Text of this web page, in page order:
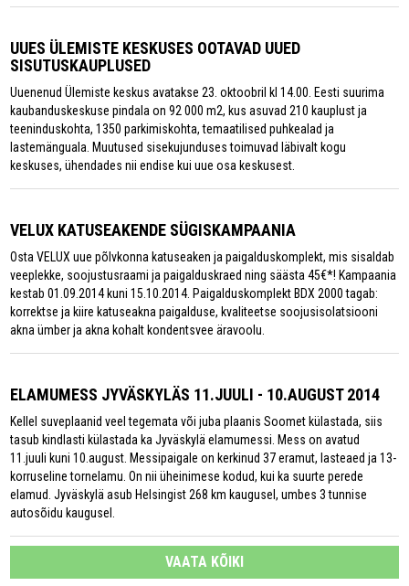
UUES ÜLEMISTE KESKUSES OOTAVAD UUED
SISUTUSKAUPLUSED
Uuenenud Ülemiste keskus avatakse 23. oktoobril kl 14.00. Eesti suurima
kaubanduskeskuse pindala on 92 000 m2, kus asuvad 210 kauplust ja
teeninduskohta, 1350 parkimiskohta, temaatilised puhkealad ja
lastemänguala. Muutused sisekujunduses toimuvad läbivalt kogu
keskuses, ühendades nii endise kui uue osa keskusest.
VELUX KATUSEAKENDE SÜGISKAMPAANIA
Osta VELUX uue põlvkonna katuseaken ja paigalduskomplekt, mis sisaldab
veeplekke, soojustusraami ja paigalduskraed ning säästa 45€*! Kampaania
kestab 01.09.2014 kuni 15.10.2014. Paigalduskomplekt BDX 2000 tagab:
korrektse ja kiire katuseakna paigalduse, kvaliteetse soojusisolatsiooni
akna ümber ja akna kohalt kondentsvee äravoolu.
ELAMUMESS JYVÄSKYLÄS 11.JUULI - 10.AUGUST 2014
Kellel suveplaanid veel tegemata või juba plaanis Soomet külastada, siis
tasub kindlasti külastada ka Jyväskylä elamumessi. Mess on avatud
11.juuli kuni 10.august. Messipaigale on kerkinud 37 eramut, lasteaed ja 13-
korruseline tornelamu. On nii üheinimese kodud, kui ka suurte perede
elamud. Jyväskylä asub Helsingist 268 km kaugusel, umbes 3 tunnise
autosõidu kaugusel.
VAATA KÕIKI